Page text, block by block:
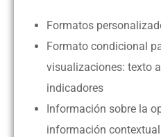
Formatos
Formato condicional
visualizaciones: texto
indicadores
Información sobre la
información contextual